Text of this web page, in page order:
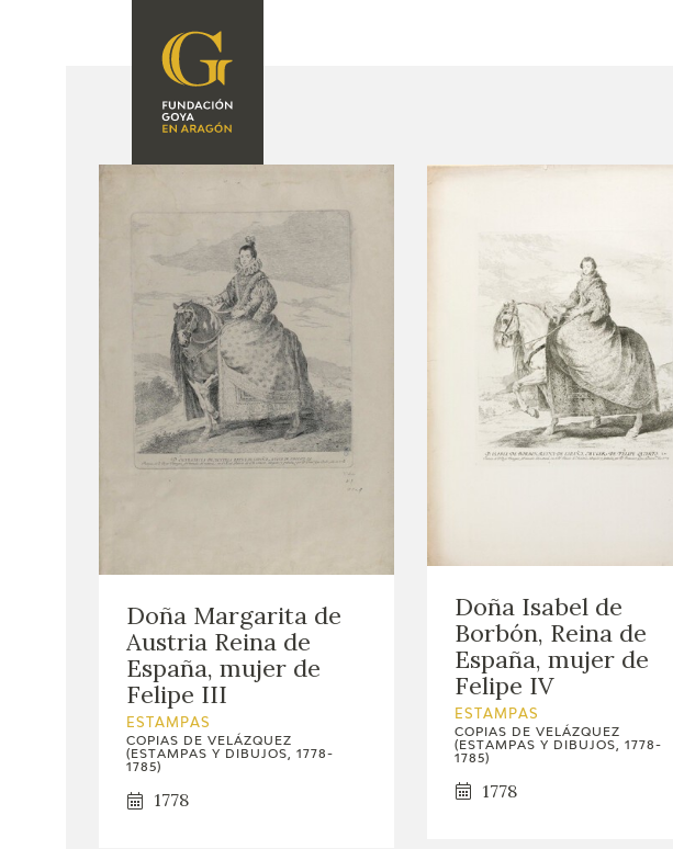
FUNDACIÓN
CORPORATIVA
CONTACTO
ACTIVIDADES
PRENSA
Doña Margarita de
Austria Reina de
España, mujer de
Felipe III
ESTAMPAS
COPIAS DE VELÁZQUEZ
(ESTAMPAS Y DIBUJOS, 1778-
1785)
1778
Doña Isabel de
Borbón, Reina de
España, mujer de
Felipe IV
ESTAMPAS
COPIAS DE VELÁZQUEZ
(ESTAMPAS Y DIBUJOS, 1778-
1785)
1778